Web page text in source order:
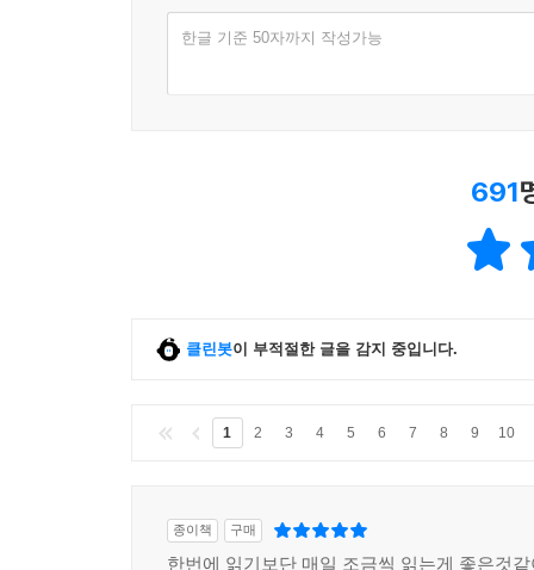
한글 기준 50자까지 작성가능
691
클린봇이 부적절한 글을 감지 중입니다.
1 2 3 4 5 6 7 8 9 10
종이책 구매
한번에 읽기보단 매일 조금씩 읽는게 좋은것